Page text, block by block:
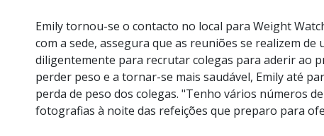
Emily tornou-se o contacto no local para Weight
com a sede, assegura que as reuniões se realizem
diligentemente para recrutar colegas para aderir ao
perder peso e a tornar-se mais saudável, Emily até
perda de peso dos colegas. "Tenho vários números
fotografias à noite das refeições que preparo para